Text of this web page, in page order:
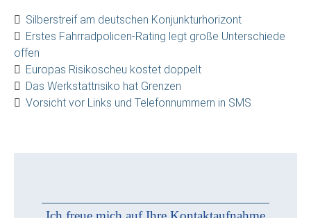
Silberstreif am deutschen Konjunkturhorizont
Erstes Fahrradpolicen-Rating legt große Unterschiede
offen
Europas Risikoscheu kostet doppelt
Das Werkstattrisiko hat Grenzen
Vorsicht vor Links und Telefonnummern in SMS